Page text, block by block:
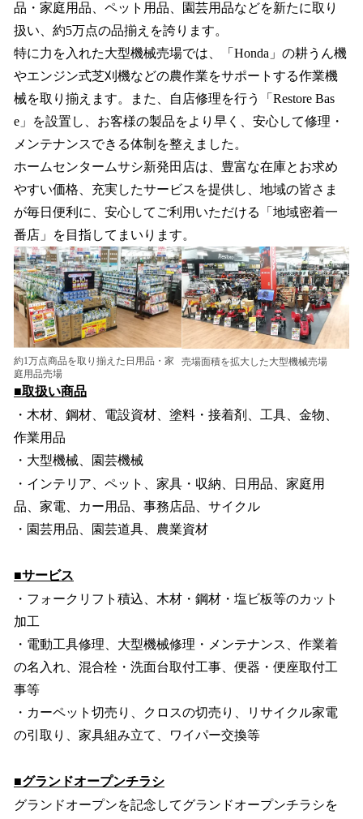
品・家庭用品、ペット用品、園芸用品などを新たに取り
扱い、約5万点の品揃えを誇ります。
特に力を入れた大型機械売場では、「Honda」の耕うん機
やエンジン式芝刈機などの農作業をサポートする作業機
械を取り揃えます。また、自店修理を行う「Restore Bas
e」を設置し、お客様の製品をより早く、安心して修理・
メンテナンスできる体制を整えました。
ホームセンタームサシ新発田店は、豊富な在庫とお求め
やすい価格、充実したサービスを提供し、地域の皆さま
が毎日便利に、安心してご利用いただける「地域密着一
番店」を目指してまいります。
約1万点商品を取り揃えた日用品・家
庭用品売場
売場面積を拡大した大型機械売場
■取扱い商品
・⽊材、鋼材、電設資材、塗料・接着剤、⼯具、⾦物、
作業用品
・大型機械、園芸機械
・インテリア、ペット、家具・収納、⽇⽤品、家庭用
品、家電、カー⽤品、事務店品、サイクル
・園芸用品、園芸道具、農業資材
■サービス
・フォークリフト積込、木材・鋼材・塩ビ板等のカット
加工
・電動工具修理、大型機械修理・メンテナンス、作業着
の名入れ、混合栓・洗面台取付工事、便器・便座取付工
事等
・カーペット切売り、クロスの切売り、リサイクル家電
の引取り、家具組み立て、ワイパー交換等
■グランドオープンチラシ
グランドオープンを記念してグランドオープンチラシを